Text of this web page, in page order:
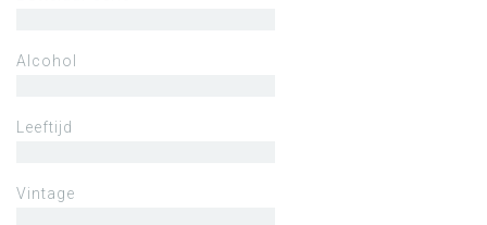
Alcohol
Leeftijd
Vintage